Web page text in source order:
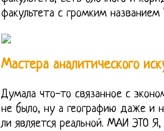
факультета с громким
Мастера аналитического
Думала что-то связанное с
не было, ну а географию даже и
ли является реальной. МАИ